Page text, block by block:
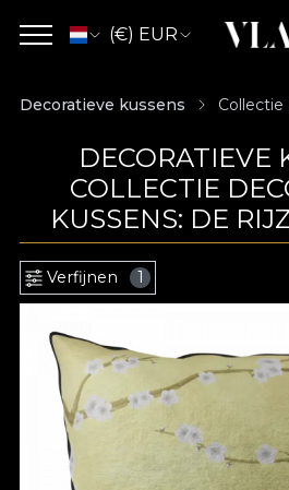
(€) EUR
Decoratieve kussens Collectie
DECORATIEVE
COLLECTIE
KUSSENS: DE
Verfijnen 1